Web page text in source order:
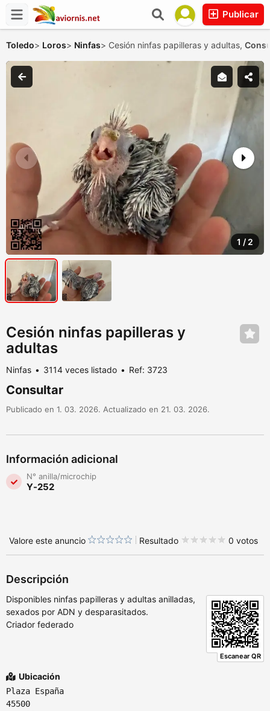
Publicar
Toledo> Loros> Ninfas> Cesión ninfas papilleras y adultas,
1 / 2
Cesión ninfas papilleras y
adultas
Ninfas 3114 veces listado Ref: 3723
Consultar
Publicado en 1. 03. 2026. Actualizado en 21. 03. 2026.
Información adicional
N° anilla/microchip
Y-252
Valore este anuncio Resultado 0 votos
Descripción
Escanear QR
Disponibles ninfas papilleras y adultas anilladas,
sexados por ADN y desparasitados.
Criador federado
Ubicación
Plaza España
45500